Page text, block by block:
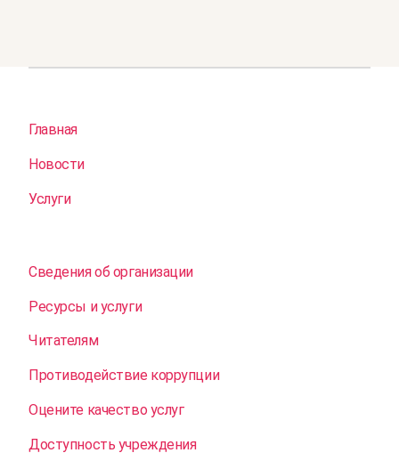
Главная
Новости
Услуги
Сведения об организации
Ресурсы и услуги
Читателям
Противодействие коррупции
Оцените качество услуг
Доступность учреждения